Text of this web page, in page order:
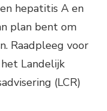
hepatitis A en
plan bent om
Raadpleeg voor
Landelijk
(LCR)